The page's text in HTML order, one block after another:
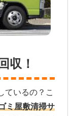
収！
ているの？こ
ミ屋敷清掃サ